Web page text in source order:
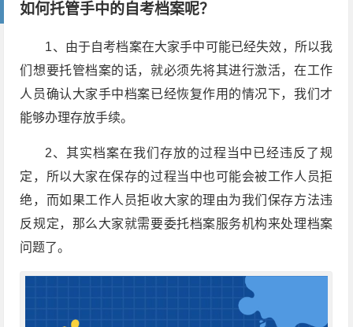
如何托管手中的自考档案呢？
1、由于自考档案在大家手中可能已经失效，所以我
们想要托管档案的话，就必须先将其进行激活，在工作
人员确认大家手中档案已经恢复作用的情况下，我们才
能够办理存放手续。
2、其实档案在我们存放的过程当中已经违反了规
定，所以大家在保存的过程当中也可能会被工作人员拒
绝，而如果工作人员拒收大家的理由为我们保存方法违
反规定，那么大家就需要委托档案服务机构来处理档案
问题了。